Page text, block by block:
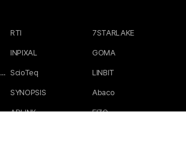
RTI 7STARLAKE
INPIXAL GOMA
Photo-Sonics International Ltd ScioTeq LINBIT
SYNOPSIS Abaco
ADLINK EIZO